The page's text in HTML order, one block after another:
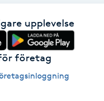
upplevelse
företag